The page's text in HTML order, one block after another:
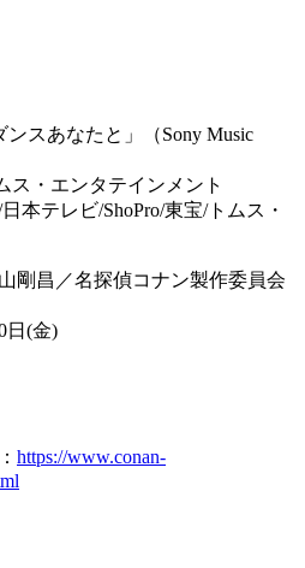
スあなたと」（Sony Music
ス・エンタテインメント
本テレビ/ShoPro/東宝/トムス・
剛昌／名探偵コナン製作委員会
日(金)
https://www.conan-